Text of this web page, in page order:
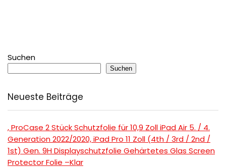
Suchen
Suchen
Neueste Beiträge
, ProCase 2 Stück Schutzfolie für 10,9 Zoll iPad Air 5. / 4.
Generation 2022/2020, iPad Pro 11 Zoll (4th / 3rd / 2nd /
1st) Gen. 9H Displayschutzfolie Gehärtetes Glas Screen
Protector Folie –Klar